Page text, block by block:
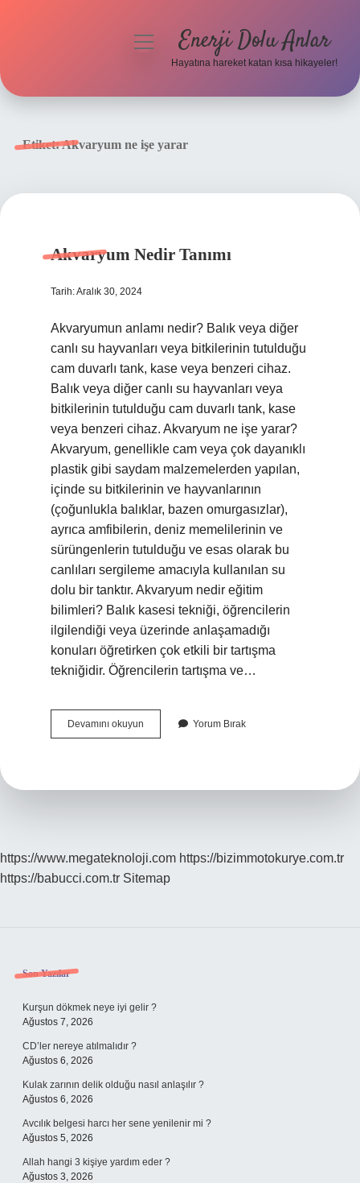
menüyüEnerji Dolu Anlar
Hayatına hareket katan kısa hikayeler!
Etiket:Akvaryum ne işe yarar
Akvaryum Nedir Tanımı
Tarih: Aralık 30, 2024
Akvaryumun anlamı nedir? Balık veya diğer
canlı su hayvanları veya bitkilerinin tutulduğu
cam duvarlı tank, kase veya benzeri cihaz.
Balık veya diğer canlı su hayvanları veya
bitkilerinin tutulduğu cam duvarlı tank, kase
veya benzeri cihaz. Akvaryum ne işe yarar?
Akvaryum, genellikle cam veya çok dayanıklı
plastik gibi saydam malzemelerden yapılan,
içinde su bitkilerinin ve hayvanlarının
(çoğunlukla balıklar, bazen omurgasızlar),
ayrıca amfibilerin, deniz memelilerinin ve
sürüngenlerin tutulduğu ve esas olarak bu
canlıları sergileme amacıyla kullanılan su
dolu bir tanktır. Akvaryum nedir eğitim
bilimleri? Balık kasesi tekniği, öğrencilerin
ilgilendiği veya üzerinde anlaşamadığı
konuları öğretirken çok etkili bir tartışma
tekniğidir. Öğrencilerin tartışma ve…
Devamını okuyun Akvaryum
Nedir
Yorum Bırak
https://www.megateknoloji.com https://bizimmotokurye.com.tr
https://babucci.com.tr Sitemap
Sidebar
Son Yazılar
Kurşun dökmek neye iyi gelir ?
Ağustos 7, 2026
CD’ler nereye atılmalıdır ?
Ağustos 6, 2026
Kulak zarının delik olduğu nasıl anlaşılır ?
Ağustos 6, 2026
Avcılık belgesi harcı her sene yenilenir mi ?
Ağustos 5, 2026
Allah hangi 3 kişiye yardım eder ?
Ağustos 3, 2026